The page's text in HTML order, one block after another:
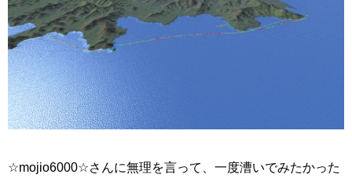
☆mojio6000☆さんに無理を言って、一度漕いでみたかった